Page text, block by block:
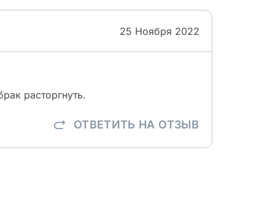
25 Ноября 2022
расторгнуть.
ОТВЕТИТЬ НА ОТЗЫВ